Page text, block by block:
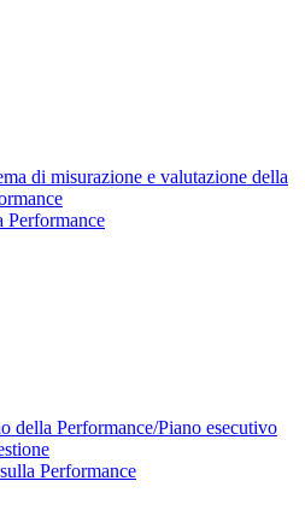
di misurazione e valutazione della
Performance
della Performance/Piano esecutivo
Performance